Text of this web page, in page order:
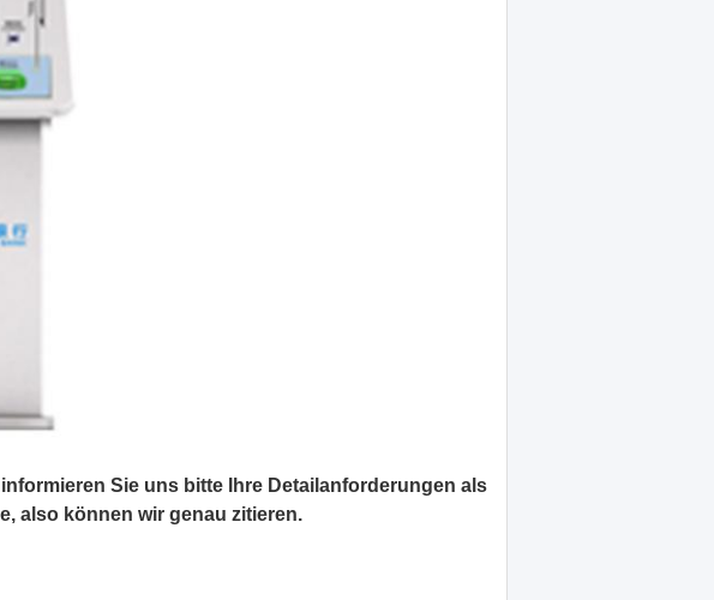
Sie uns bitte Ihre Detailanforderungen als
also können wir genau zitieren.